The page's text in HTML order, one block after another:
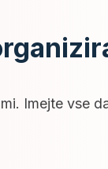
Imejte vse